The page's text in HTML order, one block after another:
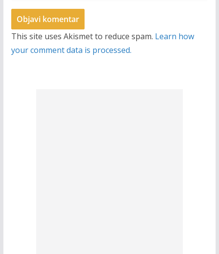
This site uses Akismet to reduce spam. Learn how
your comment data is processed.